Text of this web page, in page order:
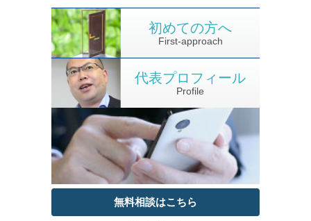
First-approach
初めての方へ
Profile
代表プロフィール
無料相談はこちら